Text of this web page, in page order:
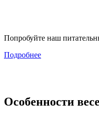
Попробуйте наш
Подробнее
Особенности